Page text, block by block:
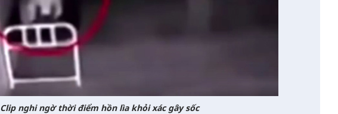
Clip nghi ngờ thời điểm hồn lìa khỏi xác gây sốc